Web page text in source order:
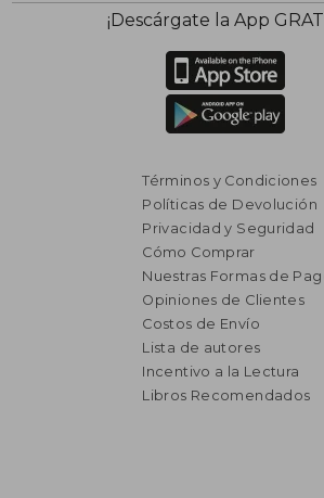
$ 6.457
$ 3.228
¡Descárgate la App
Términos y Condiciones
Políticas de Devolución
Privacidad y Seguridad
Cómo Comprar
Nuestras Formas de
Opiniones de Clientes
Costos de Envío
Lista de autores
Incentivo a la Lectura
Libros Recomendados